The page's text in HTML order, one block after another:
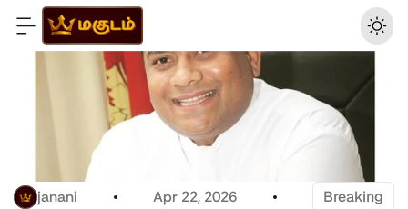
janani Apr 22, 2026 Breaking